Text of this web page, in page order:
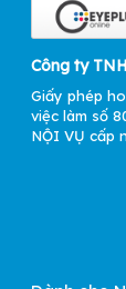
Công ty
Giấy phép
việc làm số
NỘI VỤ cấp